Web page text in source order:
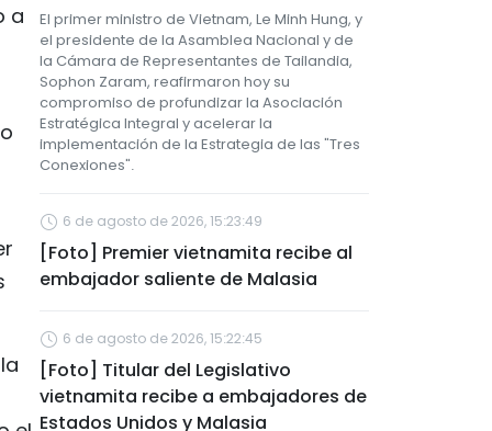
a
El primer ministro de Vietnam, Le Minh Hung, y
el presidente de la Asamblea Nacional y de
la Cámara de Representantes de Tailandia,
Sophon Zaram, reafirmaron hoy su
compromiso de profundizar la Asociación
Estratégica Integral y acelerar la
implementación de la Estrategia de las "Tres
Conexiones".
6 de agosto de 2026, 15:23:49
[Foto] Premier vietnamita recibe al
embajador saliente de Malasia
6 de agosto de 2026, 15:22:45
[Foto] Titular del Legislativo
vietnamita recibe a embajadores de
Estados Unidos y Malasia